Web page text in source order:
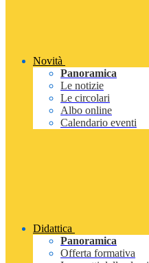
Novità
Panoramica
Le notizie
Le circolari
Albo online
Calendario eventi
Didattica
Panoramica
Offerta formativa